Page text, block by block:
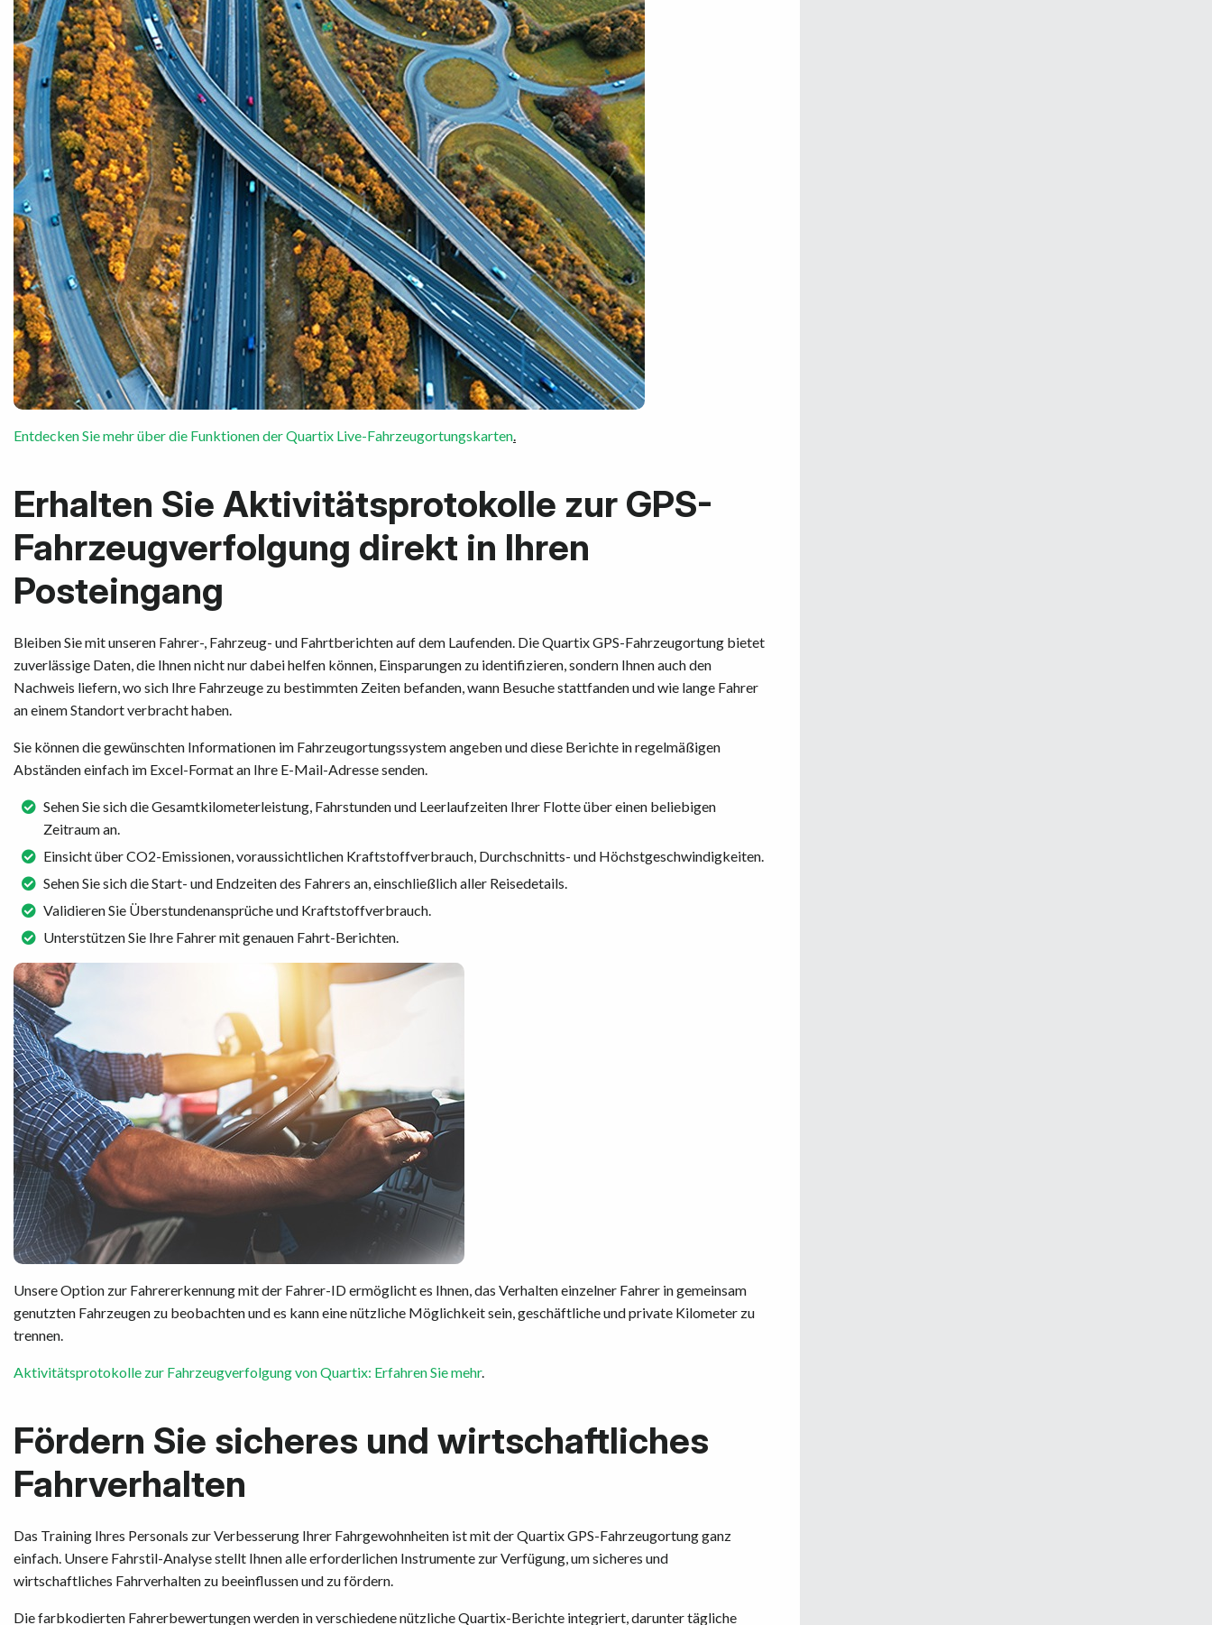
Entdecken Sie mehr über die Funktionen der Quartix Live-Fahrzeugortungskarten.
Erhalten Sie Aktivitätsprotokolle zur GPS-
Fahrzeugverfolgung direkt in Ihren
Posteingang
Bleiben Sie mit unseren Fahrer-, Fahrzeug- und Fahrtberichten auf dem Laufenden. Die Quartix GPS-Fahrzeugortung bietet
zuverlässige Daten, die Ihnen nicht nur dabei helfen können, Einsparungen zu identifizieren, sondern Ihnen auch den
Nachweis liefern, wo sich Ihre Fahrzeuge zu bestimmten Zeiten befanden, wann Besuche stattfanden und wie lange Fahrer
an einem Standort verbracht haben.
Sie können die gewünschten Informationen im Fahrzeugortungssystem angeben und diese Berichte in regelmäßigen
Abständen einfach im Excel-Format an Ihre E-Mail-Adresse senden.
Sehen Sie sich die Gesamtkilometerleistung, Fahrstunden und Leerlaufzeiten Ihrer Flotte über einen beliebigen
Zeitraum an.
Einsicht über CO2-Emissionen, voraussichtlichen Kraftstoffverbrauch, Durchschnitts- und Höchstgeschwindigkeiten.
Sehen Sie sich die Start- und Endzeiten des Fahrers an, einschließlich aller Reisedetails.
Validieren Sie Überstundenansprüche und Kraftstoffverbrauch.
Unterstützen Sie Ihre Fahrer mit genauen Fahrt-Berichten.
Unsere Option zur Fahrererkennung mit der Fahrer-ID ermöglicht es Ihnen, das Verhalten einzelner Fahrer in gemeinsam
genutzten Fahrzeugen zu beobachten und es kann eine nützliche Möglichkeit sein, geschäftliche und private Kilometer zu
trennen.
Aktivitätsprotokolle zur Fahrzeugverfolgung von Quartix: Erfahren Sie mehr.
Fördern Sie sicheres und wirtschaftliches
Fahrverhalten
Das Training Ihres Personals zur Verbesserung Ihrer Fahrgewohnheiten ist mit der Quartix GPS-Fahrzeugortung ganz
einfach. Unsere Fahrstil-Analyse stellt Ihnen alle erforderlichen Instrumente zur Verfügung, um sicheres und
wirtschaftliches Fahrverhalten zu beeinflussen und zu fördern.
Die farbkodierten Fahrerbewertungen werden in verschiedene nützliche Quartix-Berichte integriert, darunter tägliche